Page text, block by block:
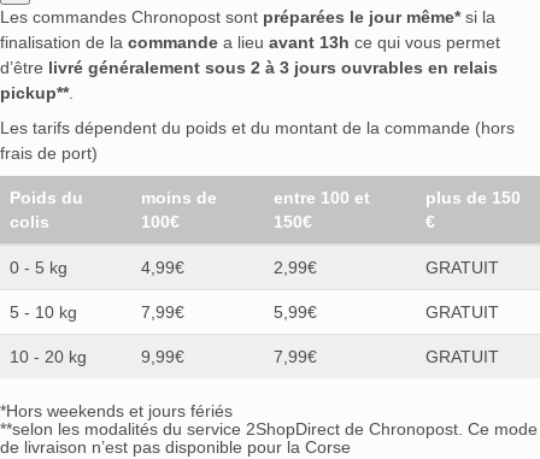
Les commandes Chronopost sont préparées le jour même*si la
finalisation de la commande a lieu avant 13h ce qui vous permet
d’être livré généralement sous 2 à 3 jours ouvrables en relais
pickup**.
Les tarifs dépendent du poids et du montant de la commande (hors
frais de port)
Poids du
colis
moins de
100€
entre 100 et
150€
plus de 150
€
0 - 5 kg 4,99€ 2,99€ GRATUIT
5 - 10 kg 7,99€ 5,99€ GRATUIT
10 - 20 kg 9,99€ 7,99€ GRATUIT
*Hors weekends et jours fériés
**selon les modalités du service 2ShopDirect de Chronopost. Ce mode
de livraison n’est pas disponible pour la Corse